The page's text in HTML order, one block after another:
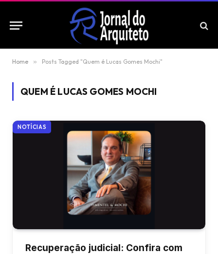
Home » Posts Tagged "Quem é Lucas Gomes Mochi"
QUEM É LUCAS GOMES MOCHI
NOTÍCIAS
Recuperação judicial: Confira com